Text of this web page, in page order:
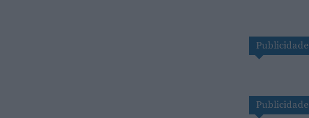
Publicidade
Publicidade